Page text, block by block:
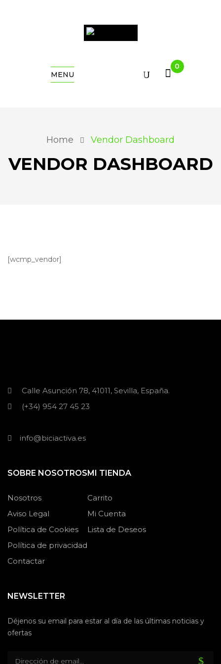
MENU
0
Home Vendor Dashboard
VENDOR DASHBOARD
[wcmp_vendor]
Calle Asunción 78, 41011, Sevilla, España.
(+34) 954 27 45 23
info@biciactiva.es
SOBRE NOSOTROS
Nosotros
Aviso Legal
Política de Cookies
Política de privacidad
Contactar
MI TIENDA
Carrito
Mi Cuenta
Lista de Deseos
NEWSLETTER
Déjenos su email para estar al día de las últimas noticias y
ofertas